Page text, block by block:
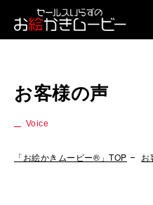
お客様の声
Voice
「お絵かきムービー®」TOP お